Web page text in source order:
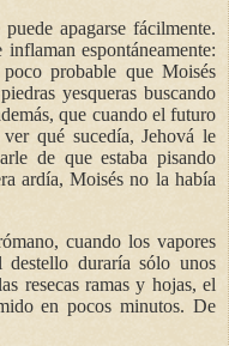
apagarse fácilmente.
espontáneamente:
probable que Moisés
yesqueras buscando
que cuando el futuro
qué sucedía, Jehová le
de que estaba pisando
ardía, Moisés no la había
cuando los vapores
duraría sólo unos
resecas ramas y hojas, el
en pocos minutos. De